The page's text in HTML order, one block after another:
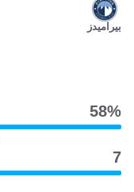
بيراميدز
58‎%‎
7